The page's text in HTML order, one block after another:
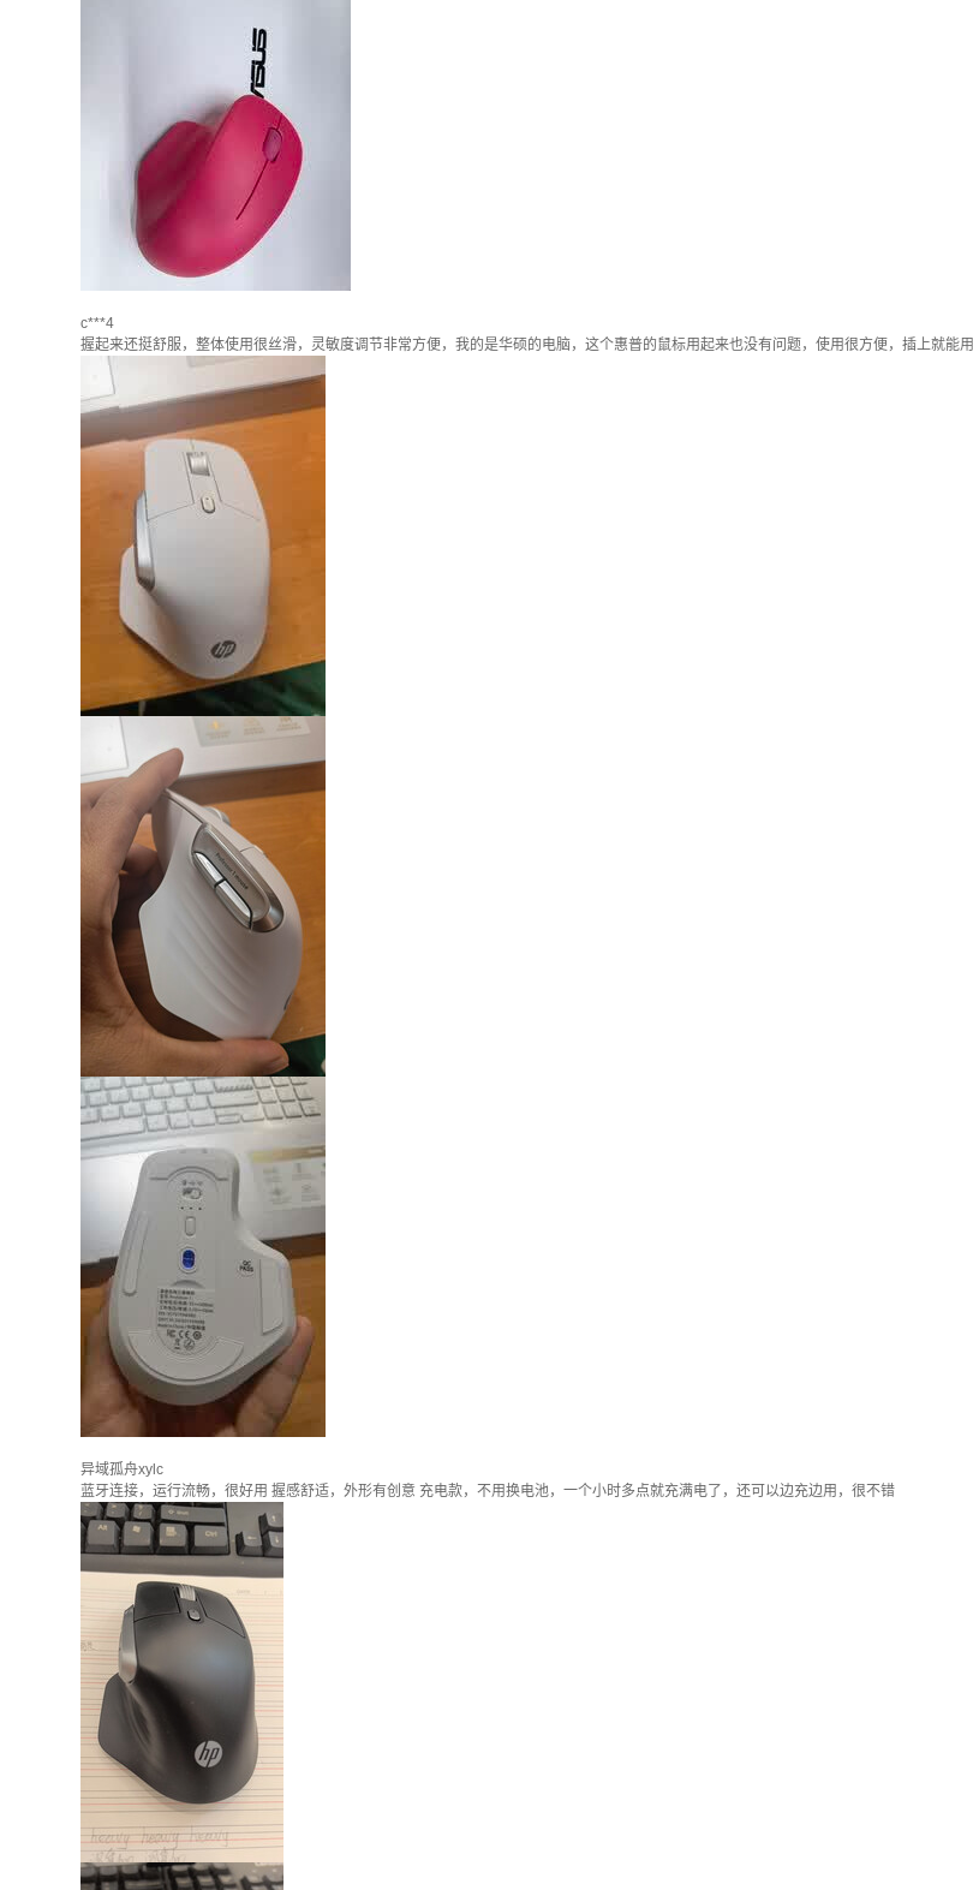
c***4
握起来还挺舒服，整体使用很丝滑，灵敏度调节非常方便，我的是华硕的电脑，这个惠普的鼠标用起来也没有问题，使用很方便，插上就能用
异域孤舟xylc
蓝牙连接，运行流畅，很好用 握感舒适，外形有创意 充电款，不用换电池，一个小时多点就充满电了，还可以边充边用，很不错